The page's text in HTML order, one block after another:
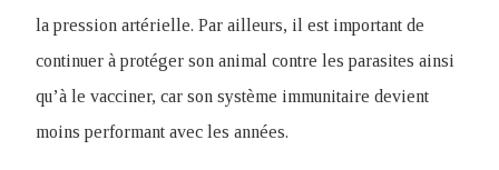
la pression artérielle. Par ailleurs, il est important de
continuer à protéger son animal contre les parasites ainsi
qu’à le vacciner, car son système immunitaire devient
moins performant avec les années.